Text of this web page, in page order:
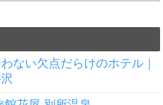
ない欠点だらけのホテル｜